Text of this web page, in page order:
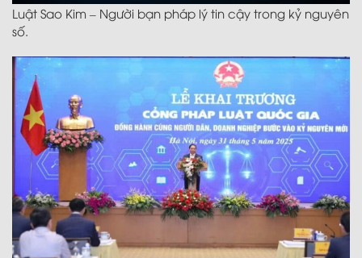
Luật Sao Kim – Người bạn pháp lý tin cậy trong kỷ nguyên
số.